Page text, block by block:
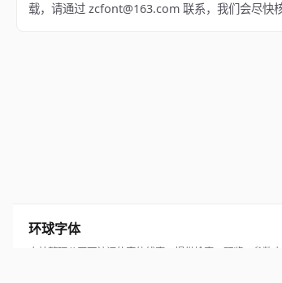
载，请通过 zcfont@163.com 联系，我们会尽快核
环球字体
本站整理公开可访问的字体线索，提供检索、预览、参数